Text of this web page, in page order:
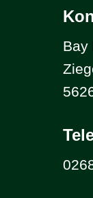
Bay